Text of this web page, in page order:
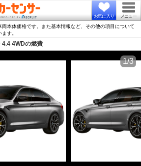
お気に入り メニュー
本体価格です。また基本情報など、その他の項目について
す。
4.4 4WDの燃費
1/3